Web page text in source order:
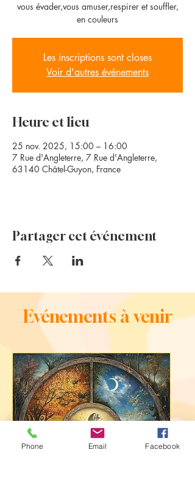
vous évader,vous amuser,respirer et souffler,
en couleurs
Les inscriptions sont closes
Voir d'autres événements
Heure et lieu
25 nov. 2025, 15:00 – 16:00
7 Rue d'Angleterre, 7 Rue d'Angleterre,
63140 Châtel-Guyon, France
Partager cet événement
Evénements à venir
Phone Email Facebook